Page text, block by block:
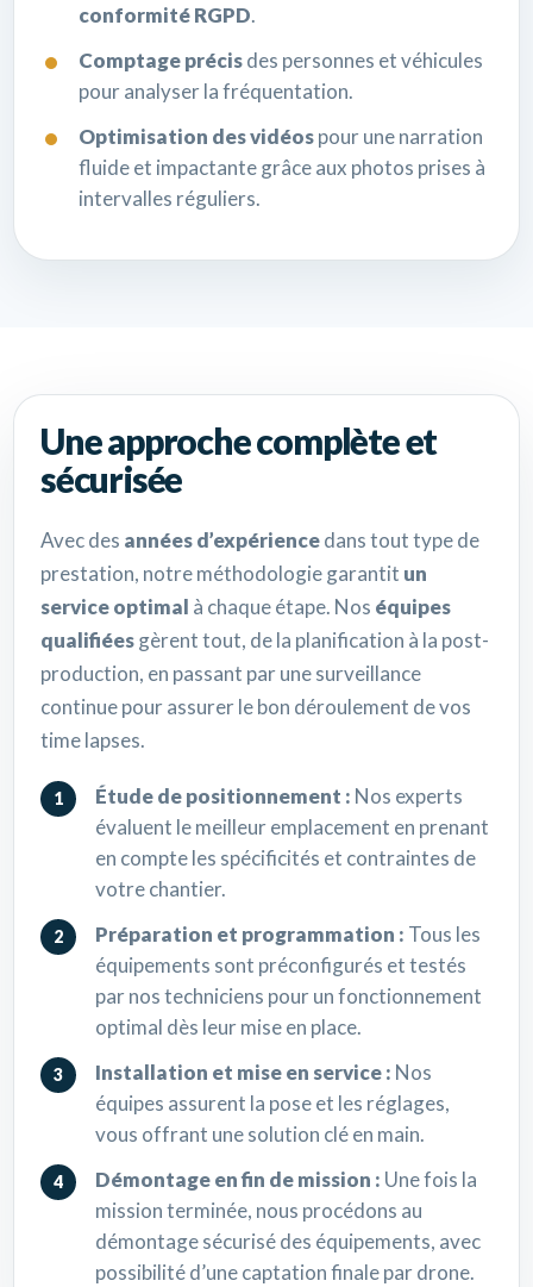
conformité RGPD.
Comptage précisdes personnes et véhicules
pour analyser la fréquentation.
Optimisation des vidéospour une narration
fluide et impactante grâce aux photos prises à
intervalles réguliers.
Une approche complète et
sécurisée
Avec des années d’expériencedans tout type de
prestation, notre méthodologie garantit un
service optimal à chaque étape. Nos équipes
qualifiéesgèrent tout, de la planification à la post-
production, en passant par une surveillance
continue pour assurer le bon déroulement de vos
time lapses.
Étude de positionnement : Nos experts
évaluent le meilleur emplacement en prenant
en compte les spécificités et contraintes de
votre chantier.
Préparation et programmation : Tous les
équipements sont préconfigurés et testés
par nos techniciens pour un fonctionnement
optimal dès leur mise en place.
Installation et mise en service : Nos
équipes assurent la pose et les réglages,
vous offrant une solution clé en main.
Démontage en fin de mission : Une fois la
mission terminée, nous procédons au
démontage sécurisé des équipements, avec
possibilité d’une captation finale par drone.